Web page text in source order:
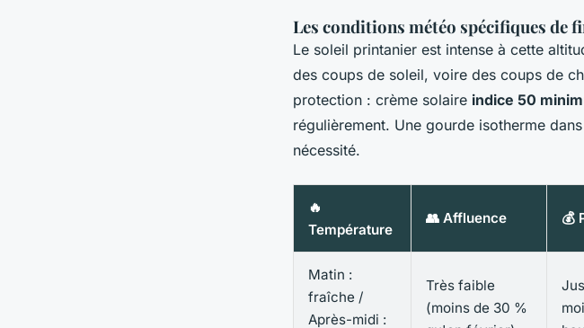
Les conditions météo spécifiques de
Le soleil printanier est intense à cette
des coups de soleil, voire des coups de
protection : crème solaire indice 50
régulièrement. Une gourde isotherme
nécessité.
🔥
Température
👥 Affluence 💰
Matin :
fraîche /
Après-midi :
Très faible
(moins de 30 %